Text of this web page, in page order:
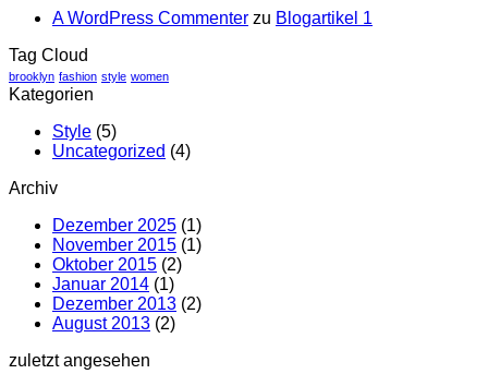
5
A WordPress Commenter zu Blogartikel 1
Tag Cloud
brooklyn fashion style women
Kategorien
Style (5)
Uncategorized (4)
Archiv
Dezember 2025 (1)
November 2015 (1)
Oktober 2015 (2)
Januar 2014 (1)
Dezember 2013 (2)
August 2013 (2)
zuletzt angesehen